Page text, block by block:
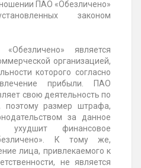
ПАО «Обезличено»
законом
является
организацией,
которого согласно
прибыли. ПАО
свою деятельность по
размер штрафа,
за данное
ухудшит финансовое
К тому же,
лица, привлекаемого к
не является